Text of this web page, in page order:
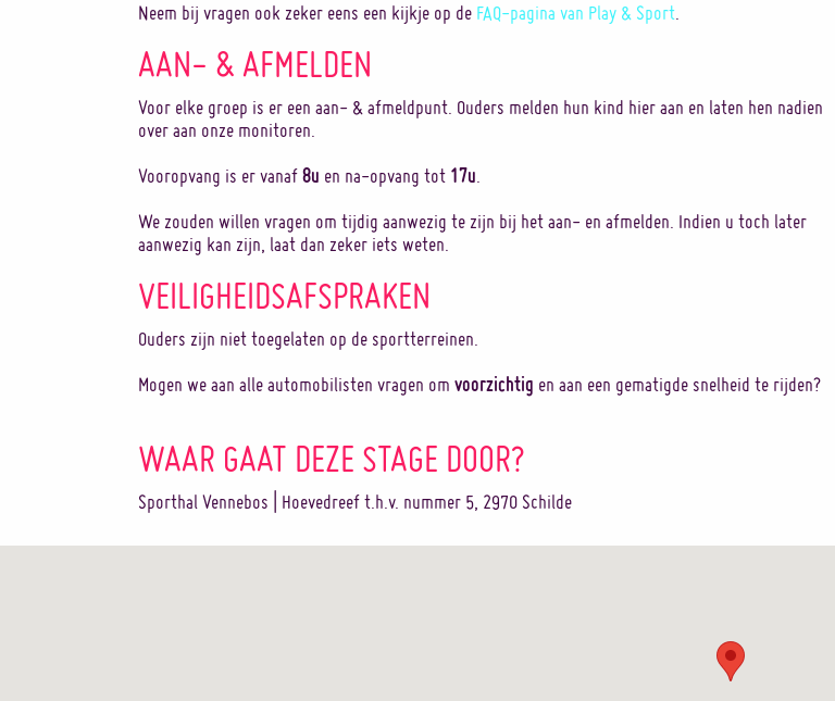
Neem bij vragen ook zeker eens een kijkje op de FAQ-pagina van Play & Sport
AAN- & AFMELDEN
Voor elke groep is er een aan- & afmeldpunt. Ouders melden hun kind hier aan en laten hen nadien
over aan onze monitoren.
Vooropvang is er vanaf8u en na-opvang tot 17u
We zouden willen vragen om tijdig aanwezig te zijn bij het aan- en afmelden. Indien u toch later
aanwezig kan zijn, laat dan zeker iets weten.
VEILIGHEIDSAFSPRAKEN
Ouders zijn niet toegelaten op de sportterreinen.
Mogen we aan alle automobilisten vragen om voorzichtig en aan een gematigde snelheid te rijden?
WAAR GAAT DEZE STAGE DOOR?
Sporthal Vennebos | Hoevedreef t.h.v. nummer 5, 2970 Schilde